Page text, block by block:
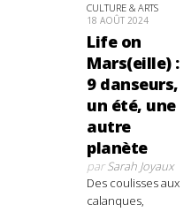
CULTURE & ARTS
18 AOÛT 2024
Life on
Mars(eille) :
9 danseurs,
un été, une
autre
planète
parSarah Joyaux
Des coulisses aux
calanques,